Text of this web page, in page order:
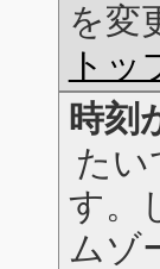
を変
トッ
時刻
たい
す。
ムゾ